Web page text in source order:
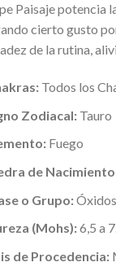
Paisaje potencia
cierto gusto
de la rutina,
Todos los
Zodiacal: Tauro
Fuego
de
o Grupo:
(Mohs):6,5 a
de Procedencia: